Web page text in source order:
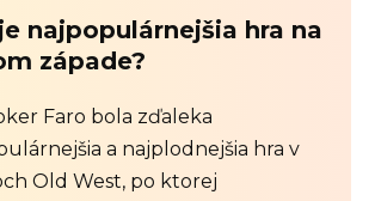
najpopulárnejšia hra na
západe?
Faro bola zďaleka
a najplodnejšia hra v
Old West, po ktorej